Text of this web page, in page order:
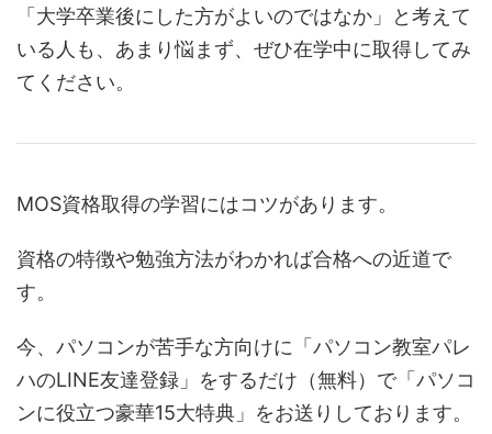
「大学卒業後にした方がよいのではなか」と考えて
いる人も、あまり悩まず、ぜひ在学中に取得してみ
てください。
MOS資格取得の学習にはコツがあります。
資格の特徴や勉強方法がわかれば合格への近道で
す。
今、パソコンが苦手な方向けに「パソコン教室パレ
ハのLINE友達登録」をするだけ（無料）で「パソコ
ンに役立つ豪華15大特典」をお送りしております。